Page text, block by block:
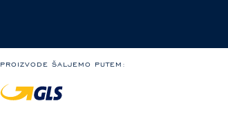
PROIZVODE ŠALJEMO PUTEM: